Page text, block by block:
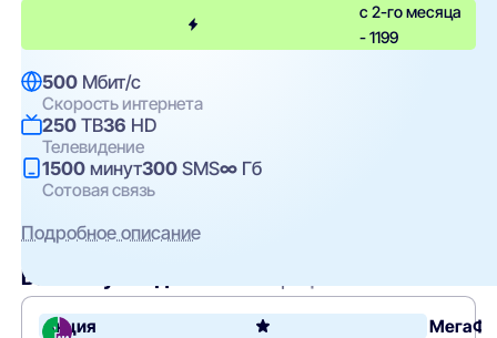
с 2-го месяца
- 1199
500 Мбит/с
Скорость интернета
250 ТВ36 HD
Телевидение
1500 минут300 SMS∞ Гб
Сотовая связь
Подробное описание
Вам могут подойти
Акция